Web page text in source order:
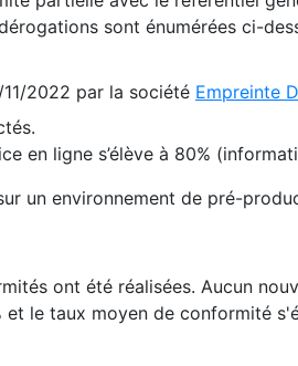
sont énumérées ci-
2022 par la société Empreinte
en ligne s’élève à 80%
un environnement de pré-
ont été réalisées. Aucun
et le taux moyen de conformité